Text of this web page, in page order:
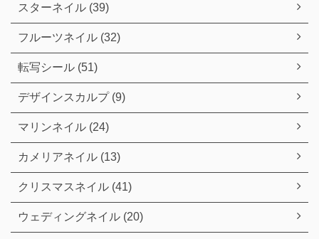
スターネイル (39)
フルーツネイル (32)
転写シール (51)
デザインスカルプ (9)
マリンネイル (24)
カメリアネイル (13)
クリスマスネイル (41)
ウェディングネイル (20)